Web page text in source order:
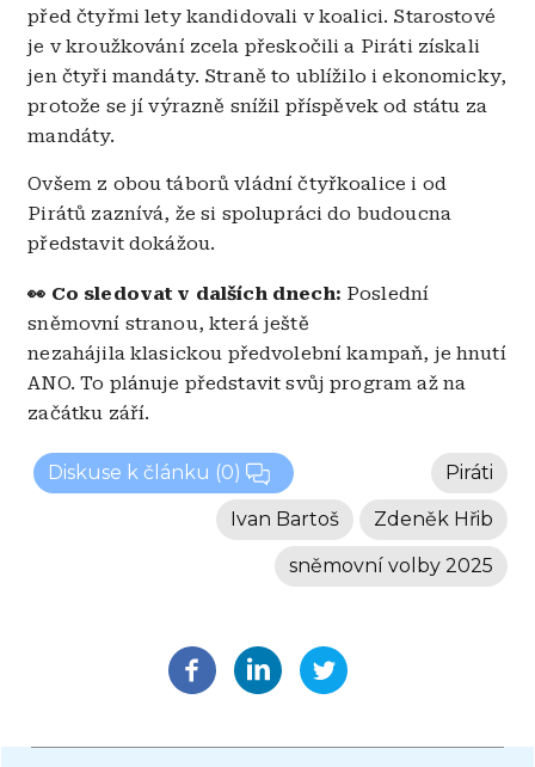
před čtyřmi lety kandidovali v koalici. Starostové
je v kroužkování zcela přeskočili a Piráti získali
jen čtyři mandáty. Straně to ublížilo i ekonomicky,
protože se jí výrazně snížil příspěvek od státu za
mandáty.
Ovšem z obou táborů vládní čtyřkoalice i od
Pirátů zaznívá, že si spolupráci do budoucna
představit dokážou.
👀 Co sledovat v dalších dnech: Poslední
sněmovní stranou, která ještě
nezahájila klasickou předvolební kampaň, je hnutí
ANO. To plánuje představit svůj program až na
začátku září.
Diskuse k článku (0) Piráti
Zdeněk Hřib
Ivan Bartoš
sněmovní volby 2025